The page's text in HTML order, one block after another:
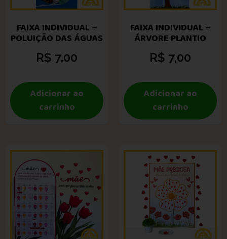
FAIXA INDIVIDUAL –
POLUIÇÃO DAS ÁGUAS
R$ 7,00
Adicionar ao
carrinho
FAIXA INDIVIDUAL –
ÁRVORE PLANTIO
R$ 7,00
Adicionar ao
carrinho